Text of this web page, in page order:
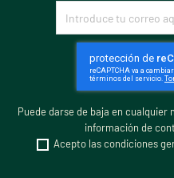
Puede darse de baja en
información de
Acepto las condiciones